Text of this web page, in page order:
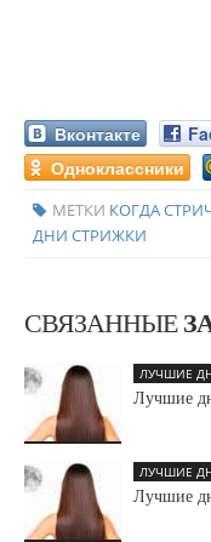
Вконтакте
Одноклассники
МЕТКИ КОГДА
ДНИ СТРИЖКИ
СВЯЗАННЫЕ
ЛУЧШИЕ
Лучшие
ЛУЧШИЕ
Лучшие